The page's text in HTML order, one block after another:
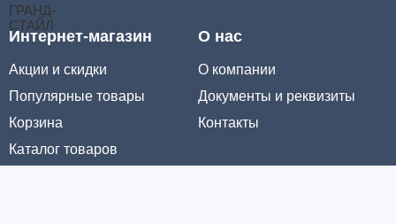
Интернет-магазин
Акции и скидки
Популярные товары
Корзина
Каталог товаров
О нас
О компании
Документы и реквизиты
Контакты